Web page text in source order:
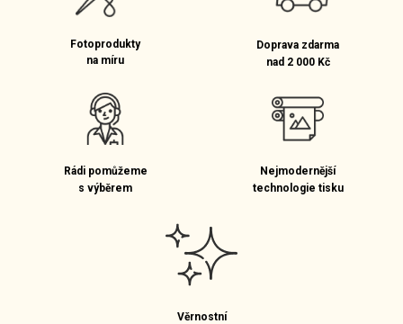
Fotoprodukty
na míru
Doprava zdarma
nad 2 000 Kč
Rádi pomůžeme
s výběrem
Nejmodernější
technologie tisku
Věrnostní